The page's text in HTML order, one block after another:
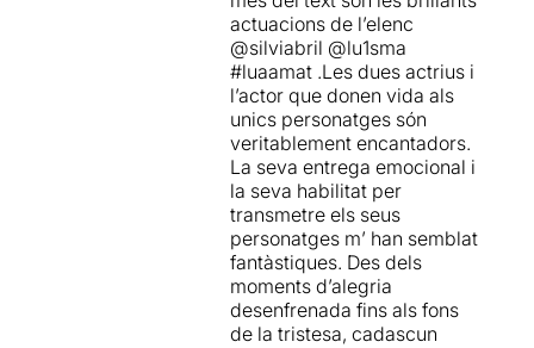
actuacions de l’elenc
@silviabril @lu1sma
#luaamat .Les dues actrius i
l’actor que donen vida als
unics personatges són
veritablement encantadors.
La seva entrega emocional i
la seva habilitat per
transmetre els seus
personatges m’ han semblat
fantàstiques. Des dels
moments d’alegria
desenfrenada fins als fons
de la tristesa, cadascun